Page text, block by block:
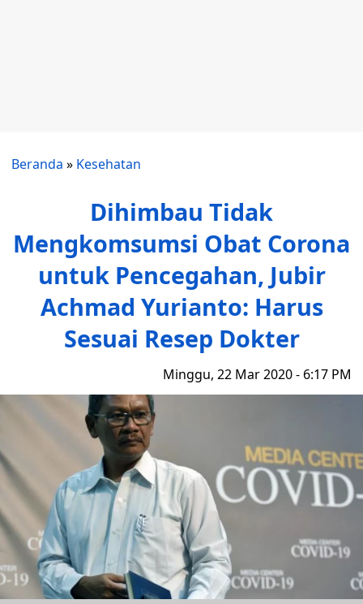
Beranda » Kesehatan
Dihimbau Tidak
Mengkomsumsi Obat Corona
untuk Pencegahan, Jubir
Achmad Yurianto: Harus
Sesuai Resep Dokter
Minggu, 22 Mar 2020 - 6:17 PM